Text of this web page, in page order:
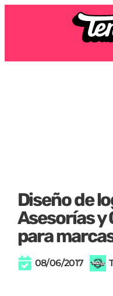
Diseño de
Asesorías y
para
08/06/2017